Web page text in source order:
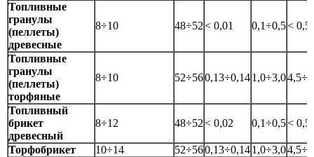
Топливные
гранулы
(пеллеты)
древесные
8÷10 48÷52< 0,01 0,1÷0,5< 0,5
Топливные
гранулы
(пеллеты)
торфяные
8÷10 52÷560,13÷0,141,0÷3,04,5÷8
Топливный
брикет
древесный
8÷12 48÷52< 0,02 0,1÷0,5< 0,5
Торфобрикет 10÷14 52÷560,13÷0,141,0÷3,04,5÷8